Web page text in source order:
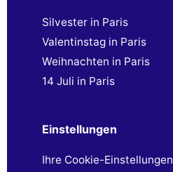
Silvester in Paris
Valentinstag in Paris
Weihnachten in Paris
14 Juli in Paris
Einstellungen
Ihre Cookie-Einstellungen